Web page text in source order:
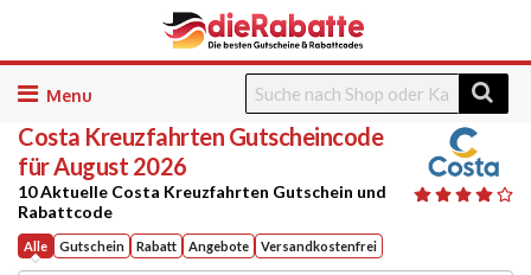
Skip
content
Costa Kreuzfahrten Gutscheincode
für August 2026
10 Aktuelle Costa Kreuzfahrten Gutschein und
Rabattcode
Alle Gutschein Rabatt Angebote Versandkostenfrei